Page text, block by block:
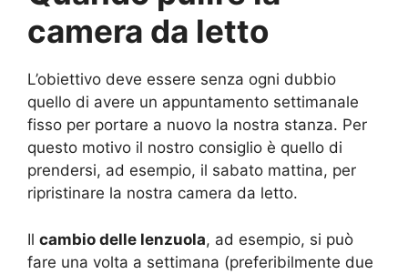
camera da letto
L’obiettivo deve essere senza ogni dubbio
quello di avere un appuntamento settimanale
fisso per portare a nuovo la nostra stanza. Per
questo motivo il nostro consiglio è quello di
prendersi, ad esempio, il sabato mattina, per
ripristinare la nostra camera da letto.
Il cambio delle lenzuola, ad esempio, si può
fare una volta a settimana (preferibilmente due